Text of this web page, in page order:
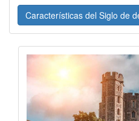
Características del Siglo de